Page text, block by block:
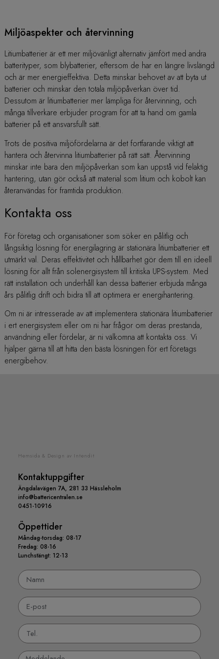
Miljöaspekter och återvinning
Litiumbatterier är ett mer miljövänligt alternativ jämfört med andra
batterityper, som blybatterier, eftersom de har en längre livslängd
och är mer energieffektiva. Detta minskar behovet av att byta ut
batterier och minskar den totala miljöpåverkan över tid.
Dessutom är litiumbatterier mer lämpliga för återvinning, och
många tillverkare erbjuder program för att ta hand om gamla
batterier på ett ansvarsfullt sätt.
Trots de positiva miljöfördelarna är det fortfarande viktigt att
hantera och återvinna litiumbatterier på rätt sätt. Återvinning
minskar inte bara den miljöpåverkan som kan uppstå vid felaktig
hantering, utan gör också att material som litium och kobolt kan
återanvändas för framtida produktion.
Kontakta oss
För företag och organisationer som söker en pålitlig och
långsiktig lösning för energilagring är stationära litiumbatterier ett
utmärkt val. Deras effektivitet och hållbarhet gör dem till en ideell
lösning för allt från solenergisystem till kritiska UPS-system. Med
rätt installation och underhåll kan dessa batterier erbjuda många
års pålitlig drift och bidra till att optimera er energihantering.
Om ni är intresserade av att implementera stationära litiumbatterier
i ert energisystem eller om ni har frågor om deras prestanda,
användning eller fördelar, är ni välkomna att kontakta oss. Vi
hjälper gärna till att hitta den bästa lösningen för ert företags
energibehov.
Hemsida & Design av Intendit
Kontaktuppgifter
Ängdalavägen 7A, 281 33 Hässleholm
info@battericentralen.se
0451-10916
Öppettider
Måndag-torsdag: 08-17
Fredag: 08-16
Lunchstängt: 12-13